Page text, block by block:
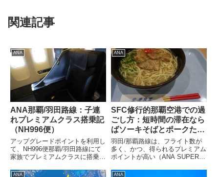
関連記事
ANA
ANA那覇/羽田路線：子連
れプレミアムクラス搭乗記
（NH996便）
アップグレードポイントを利用し
て、NH996便那覇/羽田路線にて
家族でプレミアムクラスに搭乗し
家族全員分の空きが必要になるの
ANA
SFC修行的那覇空港での過
ごし方：短時間の滞在なら
ばソーキそばとポークたま
ごおにぎりで沖縄を楽しも
う
羽田/那覇路線は、フライト数が
多く、かつ、得られるプレミアム
ポイントが高い（ANA SUPER
SUPER VALUE PREMIUMだと
ANA ANA